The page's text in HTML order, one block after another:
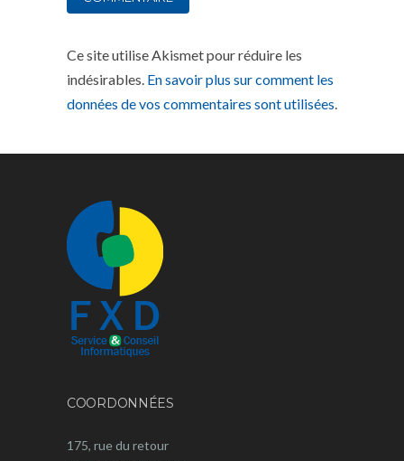
Ce site utilise Akismet pour réduire les
indésirables. En savoir plus sur comment les
données de vos commentaires sont utilisées.
COORDONNÉES
175, rue du retour